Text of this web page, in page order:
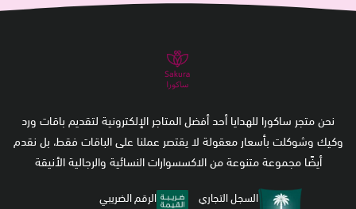
نحن متجر ساكورا للهدايا أحد أفضل المتاجر الإلكترونية لتقديم باقات ورد
وكيك وشوكلت بأسعار معقولة لا يقتصر عملنا على الباقات فقط، بل نقدم
أيضًا مجموعة متنوعة من الاكسسوارات النسائية والرجالية الأنيقة
السجل التجاري
الرقم الضريبي